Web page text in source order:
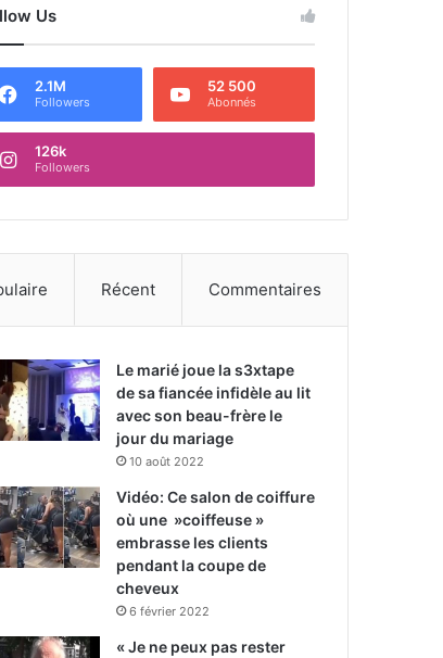
Us
2.1M
Followers
52 500
Abonnés
126k
Followers
Récent Commentaires
Le marié joue la s3xtape
de sa fiancée infidèle au lit
avec son beau-frère le
jour du mariage
10 août 2022
Vidéo: Ce salon de coiffure
où une »coiffeuse »
embrasse les clients
pendant la coupe de
cheveux
6 février 2022
« Je ne peux pas rester